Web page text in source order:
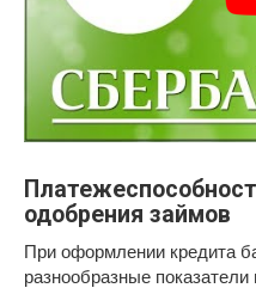
одобрения займов
При оформлении кредита
разнообразные